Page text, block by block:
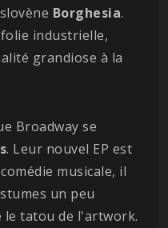
Borghesia.
industrielle,
grandiose à la
Broadway se
. Leur nouvel EP est
musicale, il
un peu
le tatou de l'artwork.